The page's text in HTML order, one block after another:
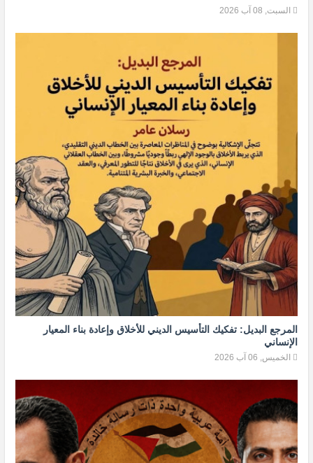
السبت, 08 آب 2026
المرجع البديل: تفكيك التأسيس الديني للأخلاق وإعادة بناء المعيار
الإنساني
الخميس, 06 آب 2026